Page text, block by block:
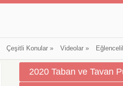
Çeşitli Konular» Videolar»
2020 Taban ve Tavan